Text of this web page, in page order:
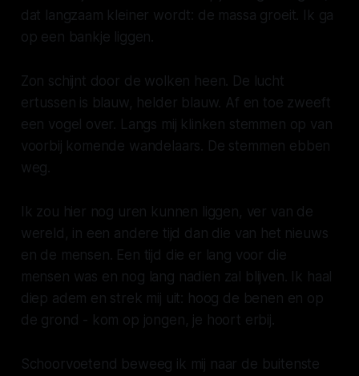
dat langzaam kleiner wordt: de massa groeit. Ik ga
op een bankje liggen.
Zon schijnt door de wolken heen. De lucht
ertussen is blauw, helder blauw. Af en toe zweeft
een vogel over. Langs mij klinken stemmen op van
voorbij komende wandelaars. De stemmen ebben
weg.
Ik zou hier nog uren kunnen liggen, ver van de
wereld, in een andere tijd dan die van het nieuws
en de mensen. Een tijd die er lang voor die
mensen was en nog lang nadien zal blijven. Ik haal
diep adem en strek mij uit: hoog de benen en op
de grond - kom op jongen, je hoort erbij.
Schoorvoetend beweeg ik mij naar de buitenste